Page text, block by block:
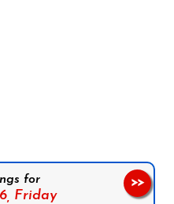
for
Friday
>>